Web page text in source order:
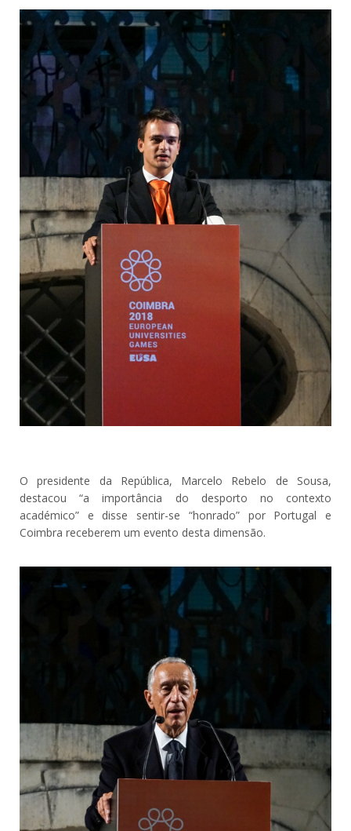
O presidente da República, Marcelo Rebelo de Sousa,
destacou “a importância do desporto no contexto
académico” e disse sentir-se “honrado” por Portugal e
Coimbra receberem um evento desta dimensão.